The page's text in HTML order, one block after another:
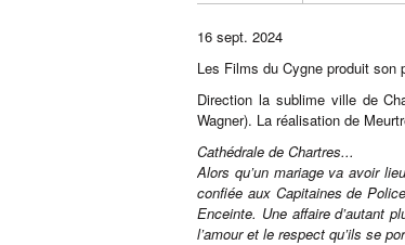
16 sept. 2024
Les Films du Cygne produit son
Direction la sublime ville de
Wagner). La réalisation de
Cathédrale de Chartres...
Alors qu’un mariage va avoir
confiée aux Capitaines de
Enceinte. Une affaire d’autant
l’amour et le respect qu’ils se